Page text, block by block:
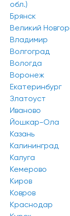
В рамках
1,9 га
restate.ru
Под
выделить 33
обл.)
Брянск
Великий
Владимир
Волгоград
Вологда
Воронеж
Екатеринбург
Златоуст
Иваново
Йошкар-Ола
Казань
Калининград
Калуга
Кемерово
Киров
Ковров
Краснодар